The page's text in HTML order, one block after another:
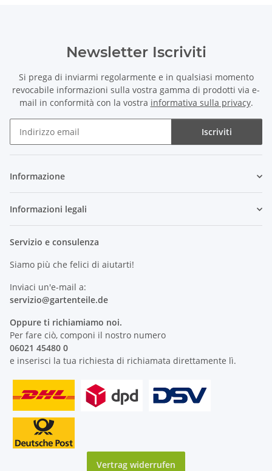
Newsletter Iscriviti
Si prega di inviarmi regolarmente e in qualsiasi momento
revocabile informazioni sulla vostra gamma di prodotti via e-
mail in conformità con la vostra informativa sulla privacy.
Iscriviti
Informazione
Informazioni legali
Servizio e consulenza
Siamo più che felici di aiutarti!
Inviaci un'e-mail a:
servizio@gartenteile.de
Oppure ti richiamiamo noi.
Per fare ciò, componi il nostro numero
06021 45480 0
e inserisci la tua richiesta di richiamata direttamente lì.
Vertrag widerrufen